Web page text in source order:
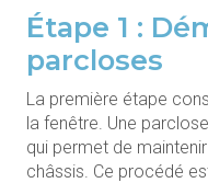
Étape 1 :
parcloses
La première étape
la fenêtre. Une
qui permet de
châssis. Ce procédé